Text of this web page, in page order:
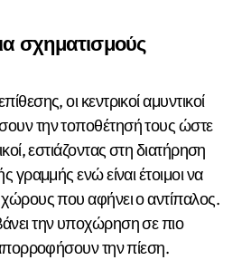
σχηματισμούς
οι κεντρικοί αμυντικοί
την τοποθέτησή τους ώστε
εστιάζοντας στη διατήρηση
γραμμής ενώ είναι έτοιμοι να
που αφήνει ο αντίπαλος.
την υποχώρηση σε πιο
την πίεση.